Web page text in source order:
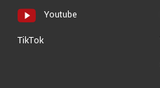
Youtube
TikTok